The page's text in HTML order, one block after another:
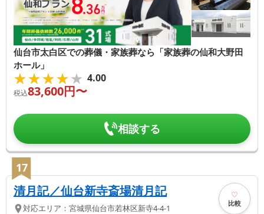
仙台市太白区での葬儀・家族葬なら「家族葬の仙和大野田
ホール」
★★★★★
★★★★★ 4.00
税込83,600円〜
相談する
17
清月記／仙台新寺斎場清月記
対応エリア： 宮城県仙台市若林区新寺4-4-1 比較